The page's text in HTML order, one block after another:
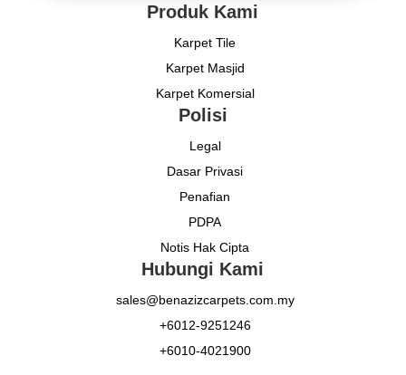
Produk Kami
Karpet Tile
Karpet Masjid
Karpet Komersial
Polisi
Legal
Dasar Privasi
Penafian
PDPA
Notis Hak Cipta
Hubungi Kami
sales@benazizcarpets.com.my
+6012-9251246
+6010-4021900